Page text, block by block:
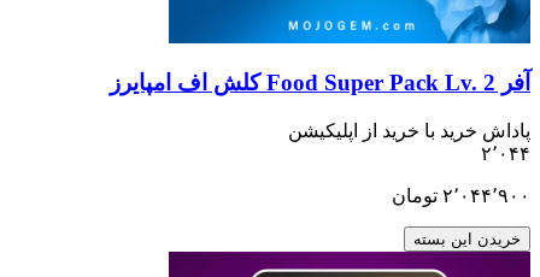
با خرید از اپلیکیشن
تومان
بسته